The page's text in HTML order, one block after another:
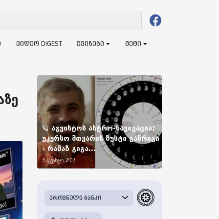
ვიდეო DIGEST ქვიზები მეტი
🪐 აგვისტოს ასტრო-ნავიგაცია:
უკურსო მთვარის ზუსტი განრიგი
- რამაზ გიგა...
3 აგვისტო 7:07